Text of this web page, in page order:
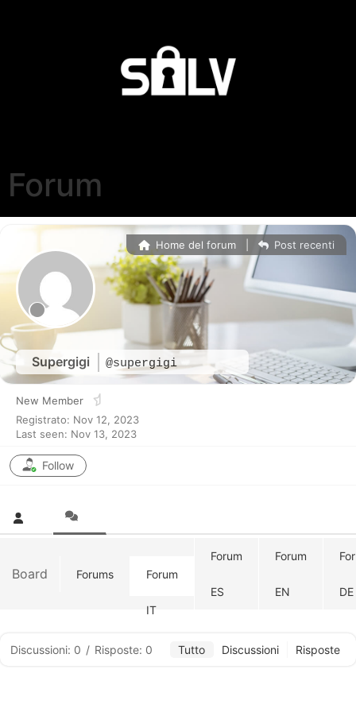
Forum
Supergigi @supergigi
Home del forum Post recenti
New Member
Registrato: Nov 12, 2023
Last seen: Nov 13, 2023
Follow
Board Forums Forum
IT
Forum
ES
Forum
EN DE
Discussioni: 0 / Risposte: 0 Tutto Discussioni Risposte